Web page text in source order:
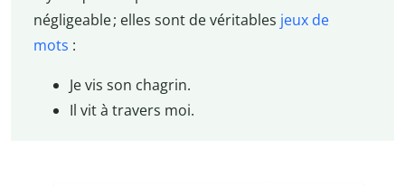
négligeable ; elles sont de véritables jeux de
mots :
Je vis son chagrin.
Il vit à travers moi.